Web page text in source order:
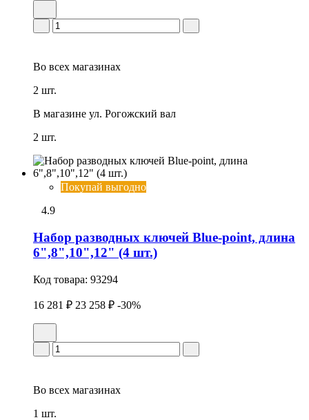
Во всех магазинах
2 шт.
В магазине ул. Рогожский вал
2 шт.
Покупай выгодно
4.9
Набор разводных ключей Blue-point, длина
6",8",10",12" (4 шт.)
Код товара: 93294
16 281 ₽ 23 258 ₽ -30%
Во всех магазинах
1 шт.